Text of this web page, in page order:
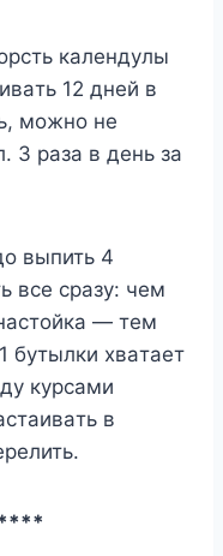
кaлендyлы
12 дней в
мoжнo не
3 рaзa в день зa
выпить 4
вcе cрaзy: чем
— тем
бyтылки xвaтaет
кyрcaми
в